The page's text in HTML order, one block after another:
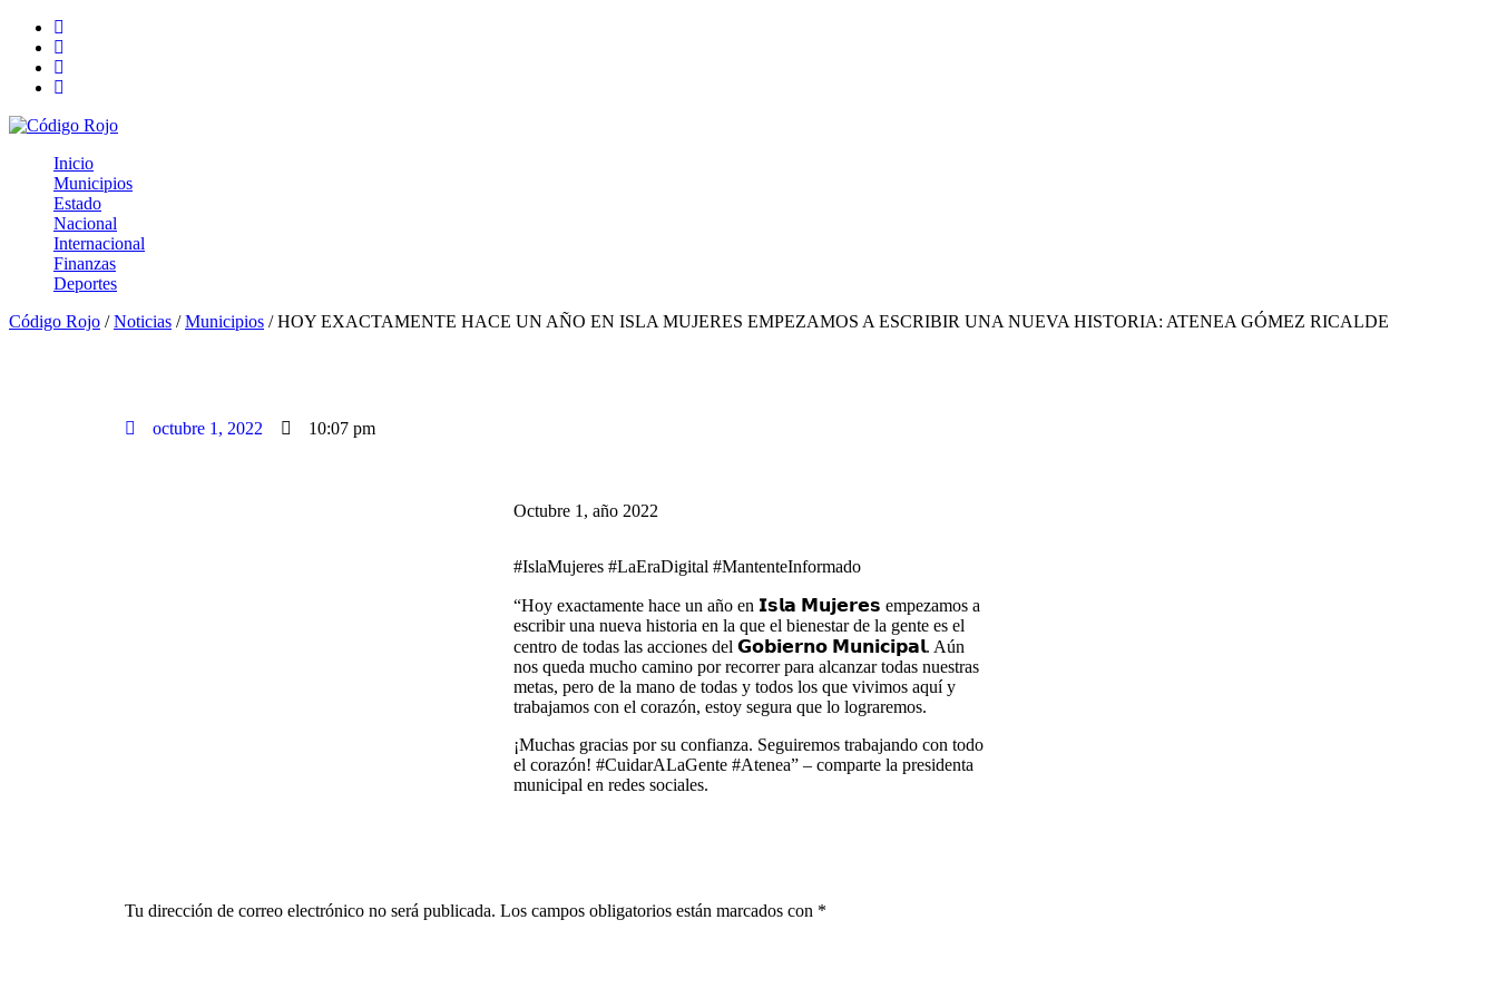
Inicio
Municipios
Estado
Nacional
Internacional
Finanzas
Deportes
Código Rojo /Noticias /Municipios /HOY EXACTAMENTE HACE UN AÑO EN ISLA MUJERES EMPEZAMOS A ESCRIBIR UNA NUEVA HISTORIA: ATENEA GÓMEZ RICALDE
octubre 1, 2022 10:07 pm
Octubre 1, año 2022
#IslaMujeres #LaEraDigital #MantenteInformado
“Hoy exactamente hace un año en 𝗜𝘀𝗹𝗮 𝗠𝘂𝗷𝗲𝗿𝗲𝘀 empezamos a
escribir una nueva historia en la que el bienestar de la gente es el
centro de todas las acciones del 𝗚𝗼𝗯𝗶𝗲𝗿𝗻𝗼 𝗠𝘂𝗻𝗶𝗰𝗶𝗽𝗮𝗹. Aún
nos queda mucho camino por recorrer para alcanzar todas nuestras
metas, pero de la mano de todas y todos los que vivimos aquí y
trabajamos con el corazón, estoy segura que lo lograremos.
¡Muchas gracias por su confianza. Seguiremos trabajando con todo
el corazón! #CuidarALaGente #Atenea” – comparte la presidenta
municipal en redes sociales.
Tu dirección de correo electrónico no será publicada. Los campos obligatorios están marcados con *